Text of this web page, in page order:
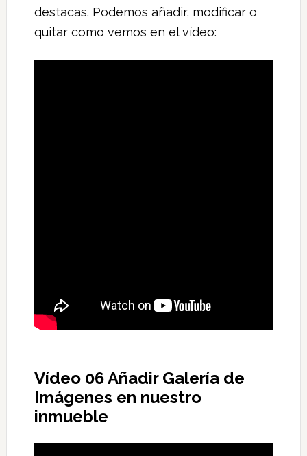
destacas. Podemos añadir, modificar o
quitar como vemos en el vídeo:
Vídeo 06 Añadir Galería de
Imágenes en nuestro
inmueble